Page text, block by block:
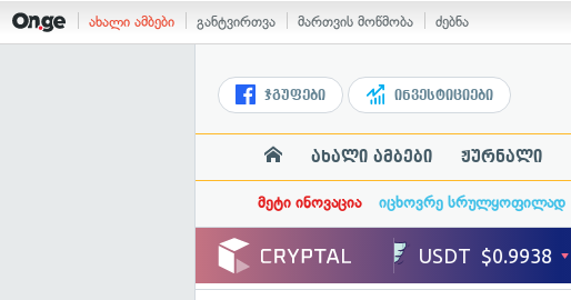
ახალი ამბები განტვირთვა მართვის მოწმობა ძებნა
ჯგუფები ინვესტიციები
ახალი ამბები ჟურნალი
მეტი ინოვაცია იცხოვრე სრულყოფილად